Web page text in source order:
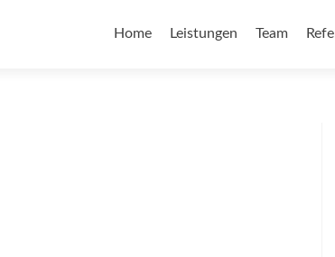
Home Leistungen Team